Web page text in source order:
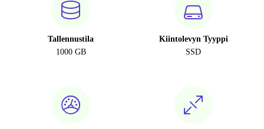
Tallennustila
1000 GB
Kiintolevyn Tyyppi
SSD